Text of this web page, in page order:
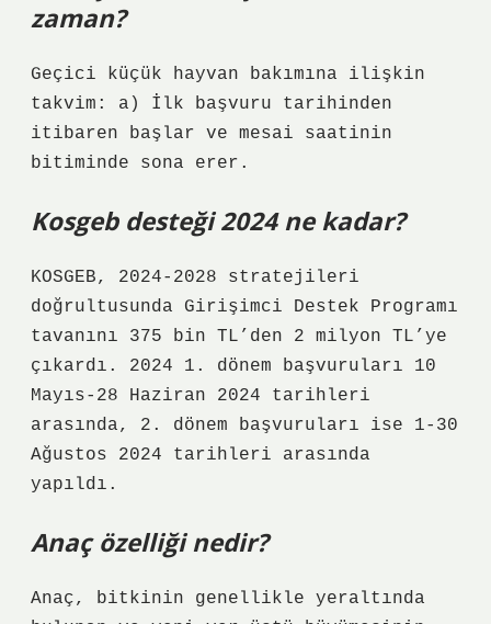
zaman?
Geçici küçük hayvan bakımına ilişkin
takvim: a) İlk başvuru tarihinden
itibaren başlar ve mesai saatinin
bitiminde sona erer.
Kosgeb desteği 2024 ne kadar?
KOSGEB, 2024-2028 stratejileri
doğrultusunda Girişimci Destek Programı
tavanını 375 bin TL’den 2 milyon TL’ye
çıkardı. 2024 1. dönem başvuruları 10
Mayıs-28 Haziran 2024 tarihleri ​​
arasında, 2. dönem başvuruları ise 1-30
Ağustos 2024 tarihleri ​​arasında
yapıldı.
Anaç özelliği nedir?
Anaç, bitkinin genellikle yeraltında